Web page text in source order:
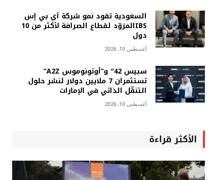
السعودية تقود نمو شركة آي بي إس
IBSالمزوّد لقطاع الصرافة لأكثر من 10
دول
أغسطس 10, 2026
سبيس 42″ و”أوتونوموس A2Z”
تستثمران 7 ملايين دولار لنشر حلول
التنقّل الذاتي في الإمارات
أغسطس 10, 2026
الأكثر قراءة